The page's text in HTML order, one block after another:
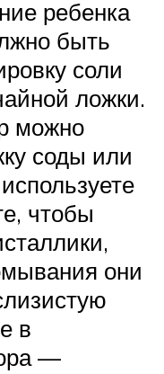
ребенка
быть
соли
ложки.
можно
соды или
чтобы
они
в
—